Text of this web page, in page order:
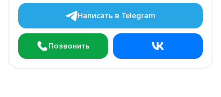
Написать в Telegram
Позвонить